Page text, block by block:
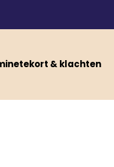
& klachten